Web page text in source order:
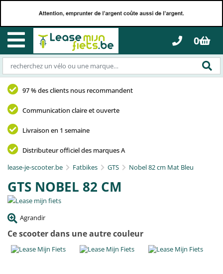
0
97 % des clients nous recommandent
Communication claire et ouverte
Livraison en 1 semaine
Distributeur officiel des marques A
lease-je-scooter.be
Fatbikes GTS Nobel 82 cm Mat Bleu
GTS NOBEL 82 CM
Agrandir
Ce scooter dans une autre couleur